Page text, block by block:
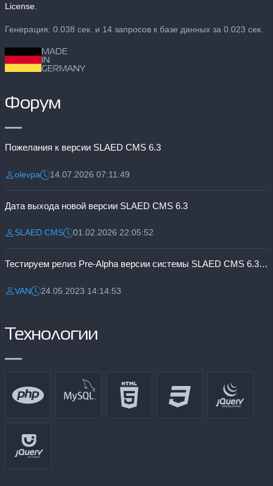
License.
Генерация: 0.038 сек. и 14 запросов к базе данных за 0.023 сек.
MADE
IN
GERMANY
Форум
Пожелания к версии SLAED CMS 6.3
Разместил:
olevpaДата:14.07.2026 07:11:49
Дата выхода новой версии SLAED CMS 6.3
Разместил:
SLAED CMSДата:01.02.2026 22:05:52
Тестируем релиз Pre-Alpha версии системы SLAED CMS 6.3 Pro
Разместил:
VANДата:24.05.2023 14:14:53
Технологии